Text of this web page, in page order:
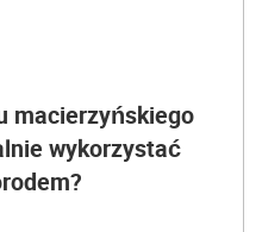
macierzyńskiego
wykorzystać